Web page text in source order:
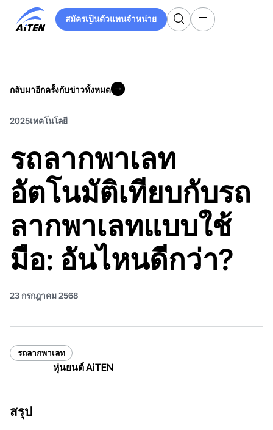
สมัครเป็นตัวแทนจำหน่าย
สมัครเป็นตัวแทนจำหน่าย
กลับมาอีกครั้งกับข่าวทั้งหมด
2025เทคโนโลยี
รถลากพาเลท
อัตโนมัติเทียบกับรถ
ลากพาเลทแบบใช้
มือ: อันไหนดีกว่า?
23 กรกฎาคม 2568
รถลากพาเลท
หุ่นยนต์ AiTEN
สรุป